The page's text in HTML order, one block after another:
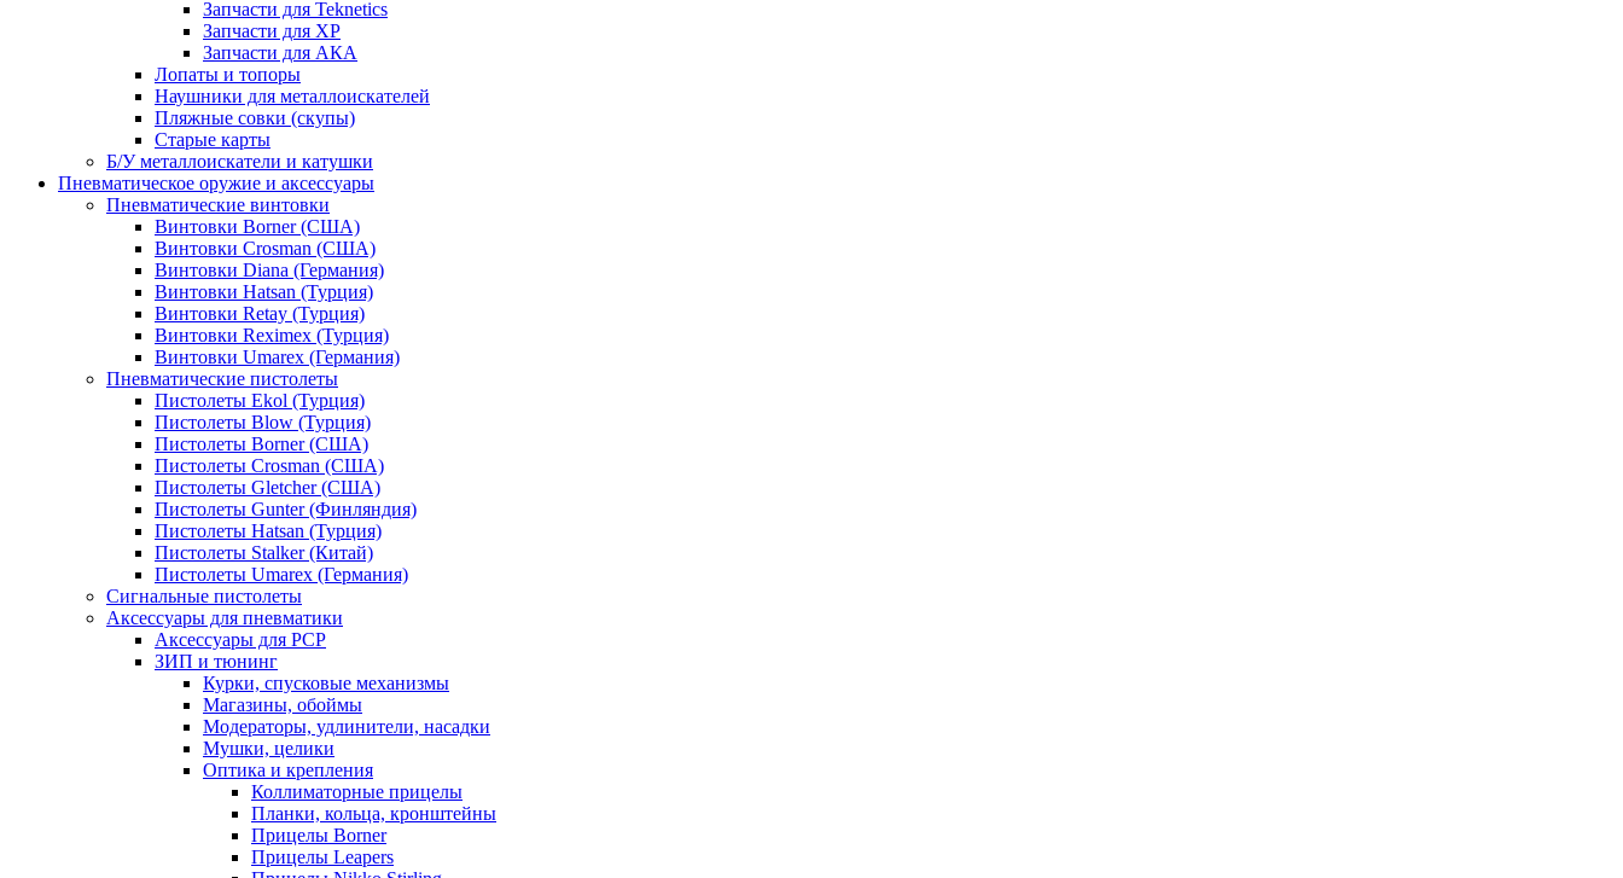
Запчасти для Teknetics
Запчасти для XP
Запчасти для АКА
Лопаты и топоры
Наушники для металлоискателей
Пляжные совки (скупы)
Старые карты
Б/У металлоискатели и катушки
Пневматическое оружие и аксессуары
Пневматические винтовки
Винтовки Borner (США)
Винтовки Crosman (США)
Винтовки Diana (Германия)
Винтовки Hatsan (Турция)
Винтовки Retay (Турция)
Винтовки Reximex (Турция)
Винтовки Umarex (Германия)
Пневматические пистолеты
Пистолеты Ekol (Турция)
Пистолеты Blow (Турция)
Пистолеты Borner (США)
Пистолеты Crosman (США)
Пистолеты Gletcher (США)
Пистолеты Gunter (Финляндия)
Пистолеты Hatsan (Турция)
Пистолеты Stalker (Китай)
Пистолеты Umarex (Германия)
Сигнальные пистолеты
Аксессуары для пневматики
Аксессуары для PCP
ЗИП и тюнинг
Курки, спусковые механизмы
Магазины, обоймы
Модераторы, удлинители, насадки
Мушки, целики
Оптика и крепления
Коллиматорные прицелы
Планки, кольца, кронштейны
Прицелы Borner
Прицелы Leapers